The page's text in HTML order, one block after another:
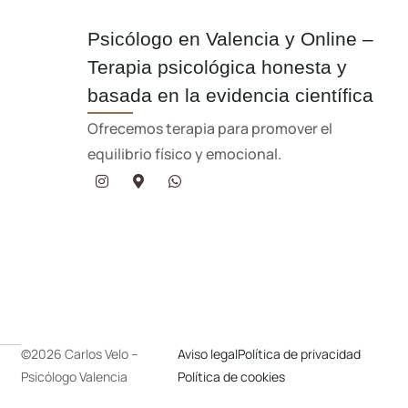
Psicólogo en Valencia y Online –
Terapia psicológica honesta y
basada en la evidencia científica
Ofrecemos terapia para promover el
equilibrio físico y emocional.
©2026 Carlos Velo –
Psicólogo Valencia
Aviso legalPolítica de privacidad
Política de cookies